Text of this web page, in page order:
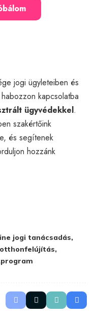
jogi ügyleteiben és
kapcsolatba
ügyvédekkel.
szakértőink
és segítenek
hozzánk
jogi tanácsadás
otthonfelújítás
program